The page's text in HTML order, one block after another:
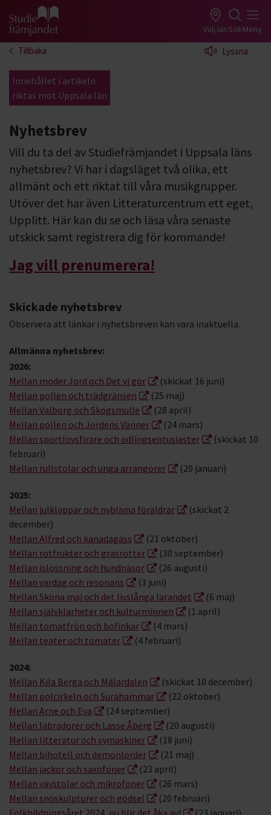
Gå till studiefrämjandets startsida Välj länSökMeny
Tillbaka Lyssna
Innehållet i artikeln
riktas mot Uppsala län
Nyhetsbrev
Vill du ta del av Studiefrämjandet i Uppsala läns
nyhetsbrev? Vi har i dagsläget två olika, ett
allmänt och ett riktat till våra musikgrupper.
Utöver det har även Litteraturcentrum ett eget,
Upplitt. Här kan du se och läsa våra senaste
utskick samt registrera dig för kommande!
Jag vill prenumerera!
Skickade nyhetsbrev
Observera att länkar i nyhetsbreven kan vara inaktuella.
Allmänna nyhetsbrev:
2026:
Mellan moder Jord och Det vi gör
(skickat 16 juni)
Mellan pollen och trädgränsen
(25 maj)
Mellan Valborg och Skogsmulle
(28 april)
Mellan pollen och Jordens Vänner
(24 mars)
Mellan sportlovsfirare och odlingsentusiaster
(skickat 10
februari)
Mellan rullstolar och unga arrangörer
(20 januari)
2025:
Mellan julklappar och nyblivna föräldrar
(skickat 2
december)
Mellan Alfred och kanadagäss
(21 oktober)
Mellan rotfrukter och gräsrötter
(30 september)
Mellan islossning och hundnäsor
(26 augusti)
Mellan vardag och resonans
(3 juni)
Mellan Sköna maj och det livslånga lärandet
(6 maj)
Mellan självklarheter och kulturminnen
(1 april)
Mellan tomatfrön och bofinkar
(4 mars)
Mellan teater och tomater
(4 februari)
2024:
Mellan Kila Berga och Mälardalen
(skickat 10 december)
Mellan polcirkeln och Surahammar
(22 oktober)
Mellan Arne och Eva
(24 september)
Mellan labradorer och Lasse Åberg
(20 augusti)
Mellan litteratur och symaskiner
(18 juni)
Mellan bihotell och demonlorder
(21 maj)
Mellan jackor och saxofoner
(23 april)
Mellan vävstolar och mikrofoner
(26 mars)
Mellan snöskulpturer och gödsel
(20 februari)